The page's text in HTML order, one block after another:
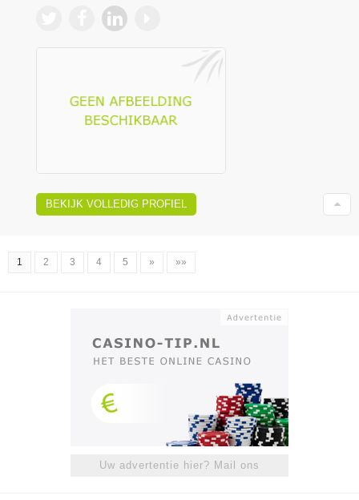
BEKIJK VOLLEDIG PROFIEL
1 2 3 4 5 » »»
Uw advertentie hier? Mail ons